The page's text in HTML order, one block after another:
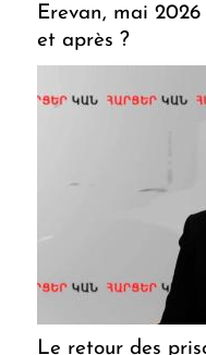
Erevan, mai 2026
et après ?
Le retour des